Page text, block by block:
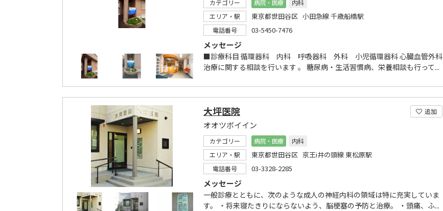
カテゴリー 病院・医療
内科
エリア・駅
東京都世田谷区 小田急線 千歳船橋駅
電話番号 03-5450-7476
メッセージ
■診療科目 循環器科 内科 呼吸器科 外科 小児循環器科 心臓血管外科
治療に関する相談を行います 。 糖尿病・生活習慣病、栄養相談も行って...
追加
大坪医院
オオツボイイン
カテゴリー 病院・医療
内科
エリア・駅
東京都世田谷区 京王i井の頭線 東松原駅
電話番号 03-3328-2285
メッセージ
一般診療とともに、次のような成人の神経内科の領域は特に充実していま
す。 ・将来寝たきりにならないよう、脳梗塞の予防と治療。 ・頭痛、ふ...